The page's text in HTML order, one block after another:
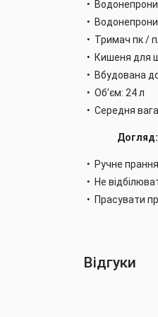
Тримач пк /
Кишеня для
Вбудована
Об’єм: 24 л
Середня
Догляд:
Ручне
Не
Прасувати
Відгуки